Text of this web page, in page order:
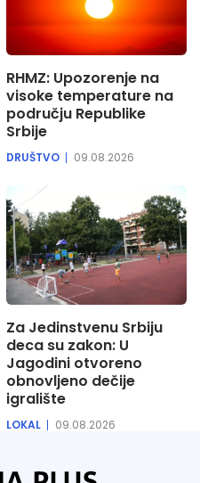
RHMZ: Upozorenje na
visoke temperature na
području Republike
Srbije
DRUŠTVO 09.08.2026
Za Jedinstvenu Srbiju
deca su zakon: U
Jagodini otvoreno
obnovljeno dečije
igralište
LOKAL 09.08.2026